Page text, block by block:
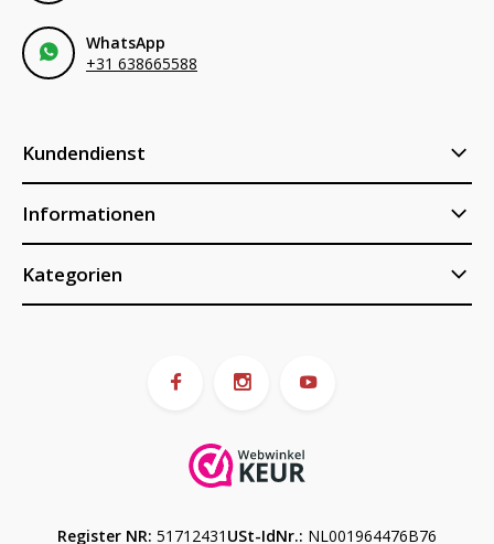
WhatsApp
+31 638665588
Kundendienst
Informationen
Kategorien
Register NR: 51712431 USt-IdNr.: NL001964476B76